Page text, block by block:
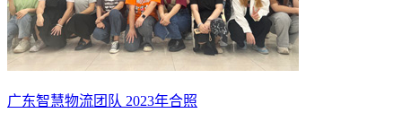
广东智慧物流团队 2023年合照